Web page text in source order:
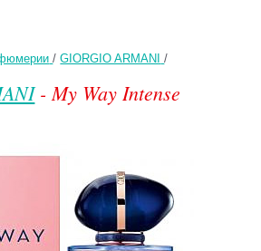
/GIORGIO ARMANI /
- My Way Intense